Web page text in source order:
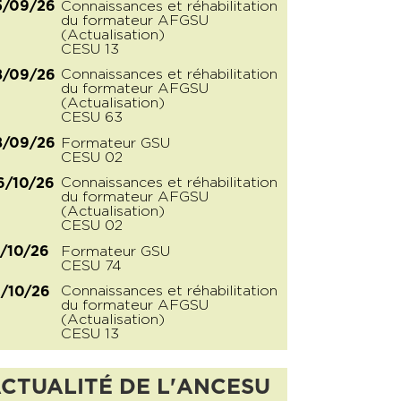
09/26 Connaissances et réhabilitation
du formateur AFGSU
(Actualisation)
CESU 13
09/26 Connaissances et réhabilitation
du formateur AFGSU
(Actualisation)
CESU 63
09/26
Formateur GSU
CESU 02
10/26 Connaissances et réhabilitation
du formateur AFGSU
(Actualisation)
CESU 02
10/26
Formateur GSU
CESU 74
10/26
Connaissances et réhabilitation
du formateur AFGSU
(Actualisation)
CESU 13
DE L'ANCESU